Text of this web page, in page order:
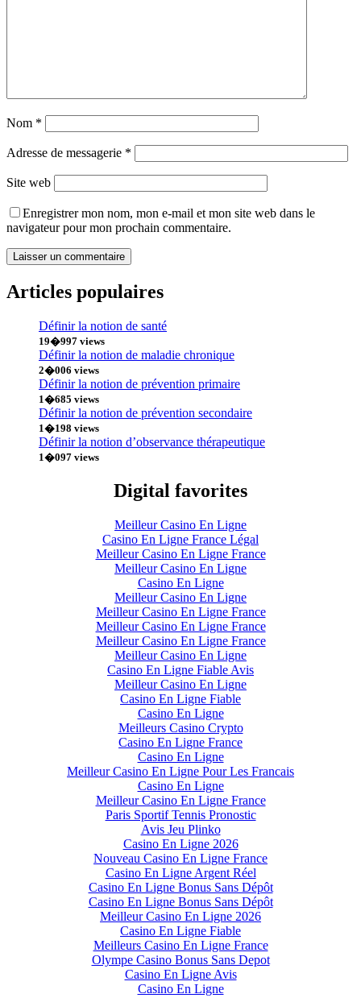
Nom *
Adresse de messagerie *
Site web
Enregistrer mon nom, mon e-mail et mon site web dans le
navigateur pour mon prochain commentaire.
Articles populaires
Définir la notion de santé
19�997 views
Définir la notion de maladie chronique
2�006 views
Définir la notion de prévention primaire
1�685 views
Définir la notion de prévention secondaire
1�198 views
Définir la notion d’observance thérapeutique
1�097 views
Digital favorites
Meilleur Casino En Ligne
Casino En Ligne France Légal
Meilleur Casino En Ligne France
Meilleur Casino En Ligne
Casino En Ligne
Meilleur Casino En Ligne
Meilleur Casino En Ligne France
Meilleur Casino En Ligne France
Meilleur Casino En Ligne France
Meilleur Casino En Ligne
Casino En Ligne Fiable Avis
Meilleur Casino En Ligne
Casino En Ligne Fiable
Casino En Ligne
Meilleurs Casino Crypto
Casino En Ligne France
Casino En Ligne
Meilleur Casino En Ligne Pour Les Francais
Casino En Ligne
Meilleur Casino En Ligne France
Paris Sportif Tennis Pronostic
Avis Jeu Plinko
Casino En Ligne 2026
Nouveau Casino En Ligne France
Casino En Ligne Argent Réel
Casino En Ligne Bonus Sans Dépôt
Casino En Ligne Bonus Sans Dépôt
Meilleur Casino En Ligne 2026
Casino En Ligne Fiable
Meilleurs Casino En Ligne France
Olympe Casino Bonus Sans Depot
Casino En Ligne Avis
Casino En Ligne